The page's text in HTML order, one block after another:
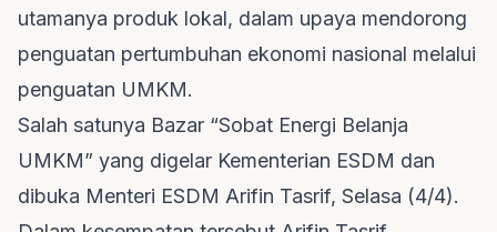
utamanya produk lokal, dalam upaya mendorong
penguatan pertumbuhan ekonomi nasional melalui
penguatan UMKM.
Salah satunya Bazar “Sobat Energi Belanja
UMKM” yang digelar Kementerian ESDM dan
dibuka Menteri ESDM Arifin Tasrif, Selasa (4/4).